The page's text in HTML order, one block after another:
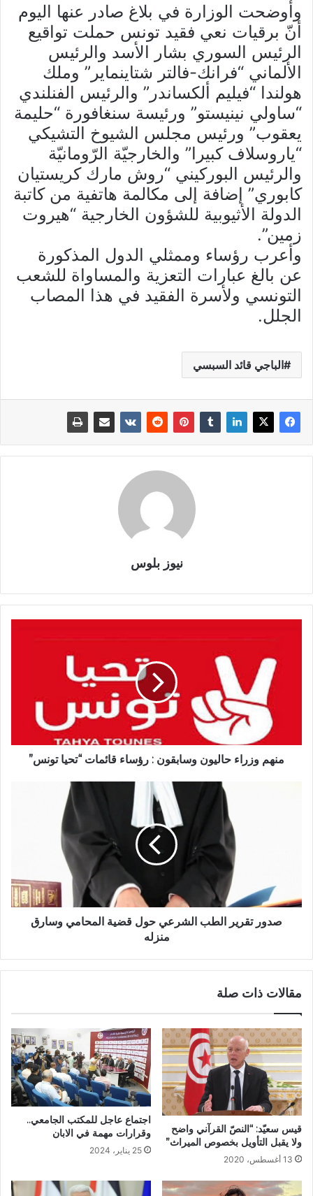
وأوضحت الوزارة في بلاغ صادر عنها اليوم
أنّ برقيات نعي فقيد تونس حملت تواقيع
الرئيس السوري بشار الأسد والرئيس
الألماني “فرانك-فالتر شتاينماير” وملك
هولندا “فيليم ألكساندر” والرئيس الفنلندي
“ساولي نينيستو” ورئيسة سنغافورة “حليمة
يعقوب” ورئيس مجلس الشيوخ التشيكي
“ياروسلاف كبيرا” والخارجيّة الرّومانيّة
والرئيس البوركيني “روش مارك كريستيان
كابوري” إضافة إلى مكالمة هاتفية من كاتبة
الدولة الأثيوبية للشؤون الخارجية “هيروت
زمين”.
وأعرب رؤساء وممثلي الدول المذكورة
عن بالغ عبارات التعزية والمساواة للشعب
التونسي ولأسرة الفقيد في هذا المصاب
الجلل.
الباجي قائد السبسي
نيوز بلوس
منهم وزراء حاليون وسابقون : رؤساء قائمات “تحيا تونس”
صدور تقرير الطب الشرعي حول قضية المحامي وسارق
منزله
مقالات ذات صلة
قيس سعيّد: “النصّ القرآني واضح
ولا يقبل التأويل بخصوص الميراث”
13 أغسطس، 2020
اجتماع عاجل للمكتب الجامعي..
وقرارات مهمة في الابان
25 يناير، 2024